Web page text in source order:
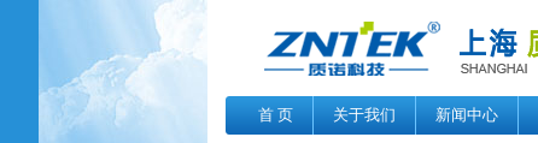
首 页 关于我们 新闻中心